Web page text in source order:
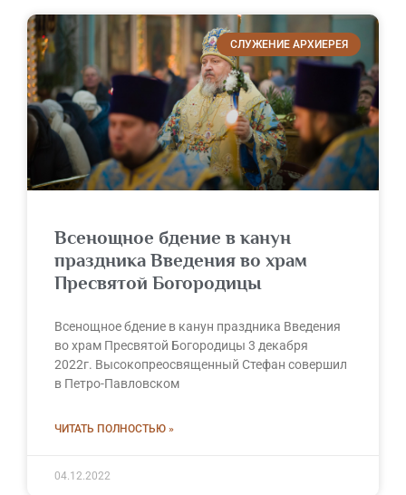
СЛУЖЕНИЕ АРХИЕРЕЯ
Всенощное бдение в канун
праздника Введения во храм
Пресвятой Богородицы
Всенощное бдение в канун праздника Введения
во храм Пресвятой Богородицы 3 декабря
2022г. Высокопреосвященный Стефан совершил
в Петро-Павловском
ЧИТАТЬ ПОЛНОСТЬЮ »
04.12.2022